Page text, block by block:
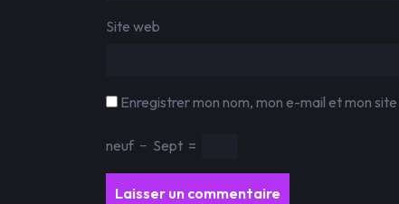
Site web
Enregistrer mon nom, mon e-mail et mon
neuf − Sept =